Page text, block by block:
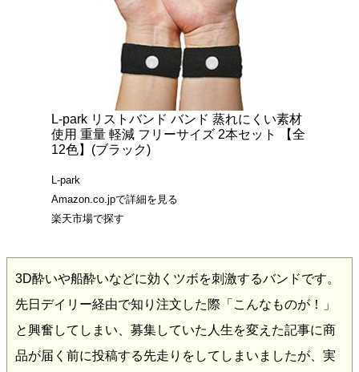
L-park リストバンド バンド 蒸れにくい素材
使用 重量 軽減 フリーサイズ 2本セット 【全
12色】(ブラック)
L-park
Amazon.co.jpで詳細を見る
楽天市場で探す
3D酔いや船酔いなどに効くツボを刺激するバンドです。
先日デイリー経由で知り注文した際「こんなものが！」
と興奮してしまい、募集していた人生を変えた記事に商
品が届く前に投稿する先走りをしてしまいましたが、実